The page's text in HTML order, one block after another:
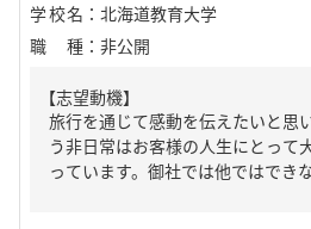
学校名 ： 北海道教育大学
職種 ： 非公開
【志望動機】
旅行を通じて感動を伝えたいと思
う非日常はお客様の人生にとって
っています。御社では他ではでき